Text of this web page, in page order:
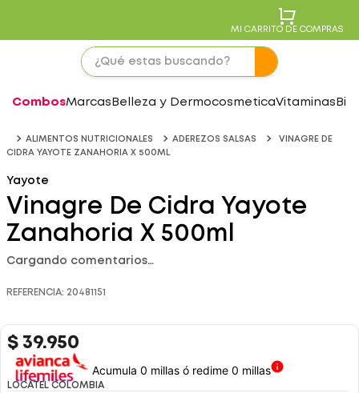
MI CARRITO DE COMPRAS
CombosMarcas Belleza y DermocosmeticaVitaminas
ALIMENTOS NUTRICIONALES ADEREZOS SALSAS
VINAGRE DE
CIDRA YAYOTE ZANAHORIA X 500ML
Yayote
Vinagre De Cidra Yayote
Zanahoria X 500ml
Cargando comentarios…
REFERENCIA: 20481151
$ 39.950
Acumula 0 millas ó redime 0 millas
LOCATEL COLOMBIA